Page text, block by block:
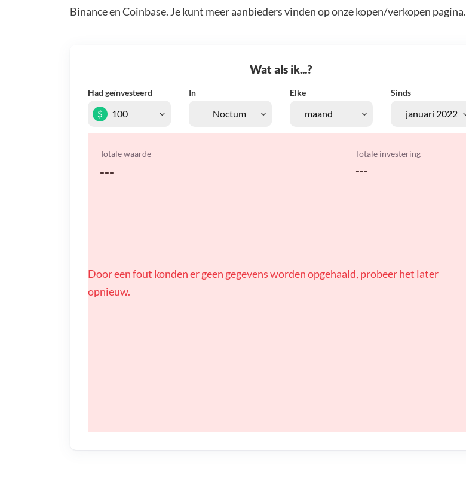
Binance en Coinbase. Je kunt meer aanbieders vinden op onze kopen/verkopen pagina.
Wat als ik...?
Had geïnvesteerd In Elke Sinds
$
Totale waarde
---
Totale investering
---
Door een fout konden er geen gegevens worden opgehaald, probeer het later
opnieuw.